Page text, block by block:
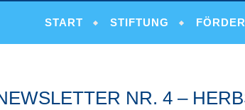
START STIFTUNG
NR. 4 –